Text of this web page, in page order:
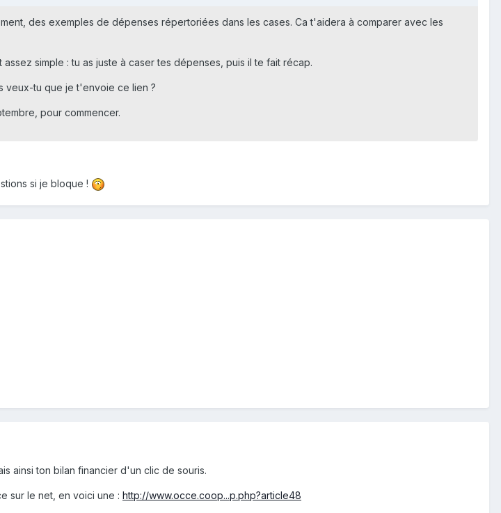
des exemples de dépenses répertoriées dans les cases. Ca t'aidera à comparer avec les
simple : tu as juste à caser tes dépenses, puis il te fait récap.
veux-tu que je t'envoie ce lien ?
pour commencer.
si je bloque !
ainsi ton bilan financier d'un clic de souris.
sur le net, en voici une : http://www.occe.coop...p.php?article48